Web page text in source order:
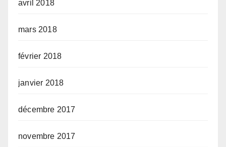
avril 2018
mars 2018
février 2018
janvier 2018
décembre 2017
novembre 2017